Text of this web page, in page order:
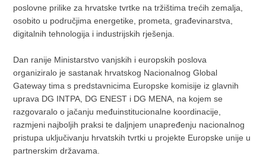
poslovne prilike za hrvatske tvrtke na tržištima trećih zemalja,
osobito u područjima energetike, prometa, građevinarstva,
digitalnih tehnologija i industrijskih rješenja.
Dan ranije Ministarstvo vanjskih i europskih poslova
organiziralo je sastanak hrvatskog Nacionalnog Global
Gateway tima s predstavnicima Europske komisije iz glavnih
uprava DG INTPA, DG ENEST i DG MENA, na kojem se
razgovaralo o jačanju međuinstitucionalne koordinacije,
razmjeni najboljih praksi te daljnjem unapređenju nacionalnog
pristupa uključivanju hrvatskih tvrtki u projekte Europske unije u
partnerskim državama.